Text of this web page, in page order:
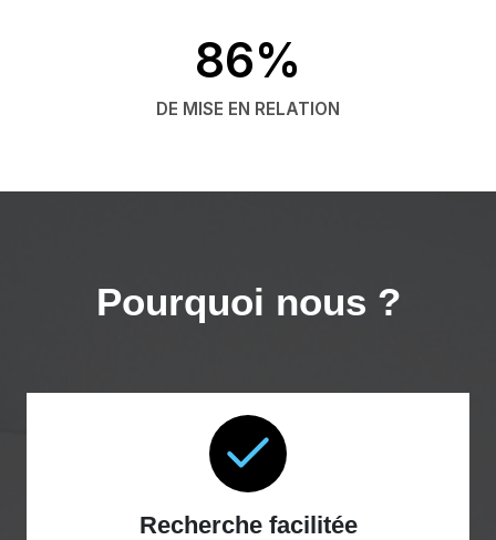
86%
DE MISE EN RELATION
Pourquoi nous ?
Recherche facilitée